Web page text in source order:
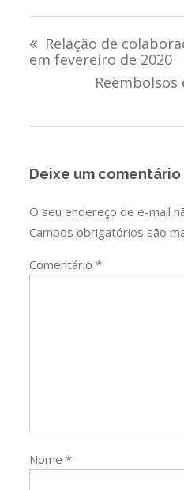
de
Relação de
em fevereiro de 2020
Deixe um comentário
O seu endereço de e-mail
Campos obrigatórios são
Comentário*
Nome*